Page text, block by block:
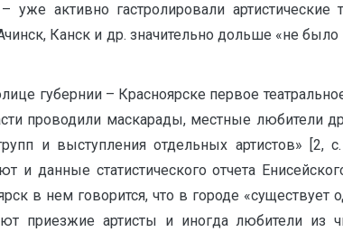
активно гастролировали артистические
Канск и др. значительно дольше «не было
губернии – Красноярске первое
проводили маскарады, местные любители
и выступления отдельных артистов» [2,
данные статистического отчета
в нем говорится, что в городе «существует
приезжие артисты и иногда любители из